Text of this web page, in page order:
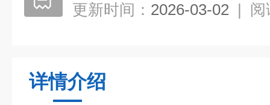
更新时间： 2026-03-02 | 阅
详情介绍